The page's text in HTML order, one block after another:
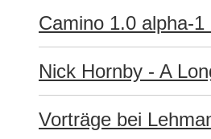
Camino 1.0 alpha-1
Nick Hornby - A
Vorträge bei